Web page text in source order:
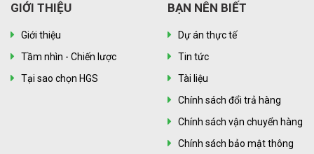
GIỚI THIỆU
Giới thiệu
Tầm nhìn - Chiến lược
Tại sao chọn HGS
BẠN NÊN BIẾT
Dự án thực tế
Tin tức
Tài liệu
Chính sách đổi trả hàng
Chính sách vận chuyển hàng
Chính sách bảo mật thông